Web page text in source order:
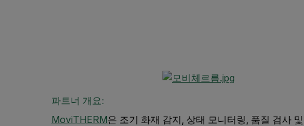
파트너 개요:
MoviTHERM은 조기 화재 감지, 상태 모니터링, 품질 검사